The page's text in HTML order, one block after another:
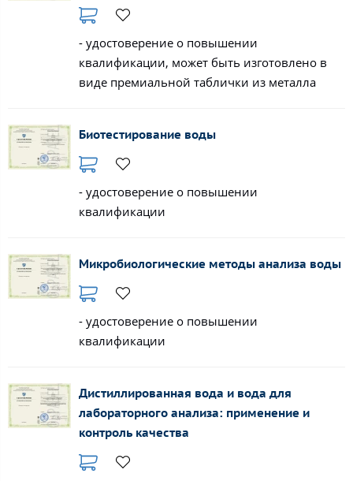
- удостоверение о повышении
квалификации, может быть изготовлено в
виде премиальной таблички из металла
Биотестирование воды
- удостоверение о повышении
квалификации
Микробиологические методы анализа воды
- удостоверение о повышении
квалификации
Дистиллированная вода и вода для
лабораторного анализа: применение и
контроль качества